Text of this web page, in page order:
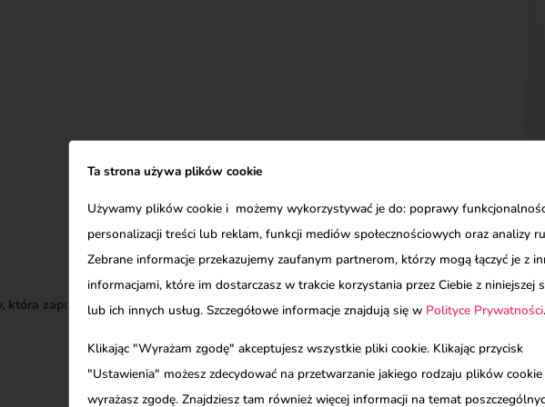
która zapomniała, jak patrzeć na świat oczami dziecka
Ta strona używa plików cookie
Używamy plików cookie i możemy wykorzystywać je do: poprawy
personalizacji treści lub reklam, funkcji mediów społecznościowych oraz analizy
Zebrane informacje przekazujemy zaufanym partnerom, którzy mogą łączyć je z
informacjami, które im dostarczasz w trakcie korzystania przez Ciebie z niniejszej
lub ich innych usług. Szczegółowe informacje znajdują się w Polityce Prywatności.
Klikając "Wyrażam zgodę" akceptujesz wszystkie pliki cookie. Klikając przycisk
"Ustawienia" możesz zdecydować na przetwarzanie jakiego rodzaju plików cookie
wyrażasz zgodę. Znajdziesz tam również więcej informacji na temat